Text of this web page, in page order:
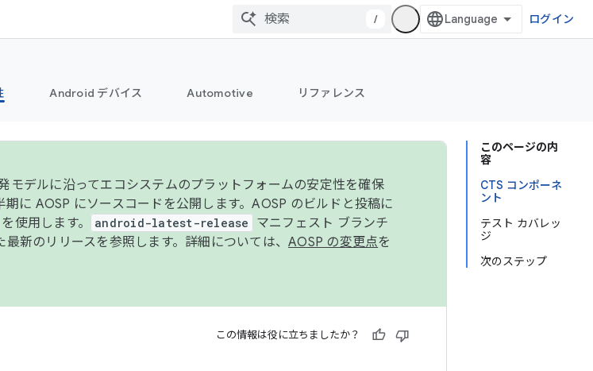
/ ログイン
Android デバイス Automotive リファレンス
このページの内
容
CTS コンポーネ
ント
テスト カバレッ
ジ
次のステップ
モデルに沿ってエコシステムのプラットフォームの安定性を確保
に AOSP にソースコードを公開します。AOSP のビルドと投稿に
を使用します。 android-latest-release
マニフェスト ブランチ
新のリリースを参照します。詳細については、 AOSP の変更点を
この情報は役に立ちましたか？